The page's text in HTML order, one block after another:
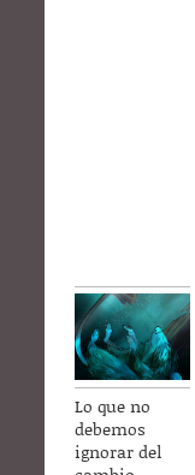
Lo que no
debemos
ignorar del